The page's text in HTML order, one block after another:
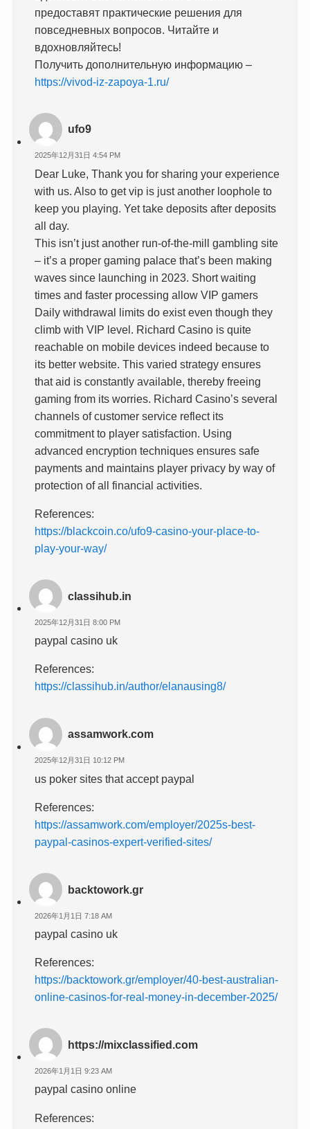
предоставят практические решения для
повседневных вопросов. Читайте и
вдохновляйтесь!
Получить дополнительную информацию –
https://vivod-iz-zapoya-1.ru/
ufo9
2025年12月31日 4:54 PM
Dear Luke, Thank you for sharing your experience
with us. Also to get vip is just another loophole to
keep you playing. Yet take deposits after deposits
all day.
This isn’t just another run-of-the-mill gambling site
– it’s a proper gaming palace that’s been making
waves since launching in 2023. Short waiting
times and faster processing allow VIP gamers
Daily withdrawal limits do exist even though they
climb with VIP level. Richard Casino is quite
reachable on mobile devices indeed because to
its better website. This varied strategy ensures
that aid is constantly available, thereby freeing
gaming from its worries. Richard Casino’s several
channels of customer service reflect its
commitment to player satisfaction. Using
advanced encryption techniques ensures safe
payments and maintains player privacy by way of
protection of all financial activities.
References:
https://blackcoin.co/ufo9-casino-your-place-to-
play-your-way/
classihub.in
2025年12月31日 8:00 PM
paypal casino uk
References:
https://classihub.in/author/elanausing8/
assamwork.com
2025年12月31日 10:12 PM
us poker sites that accept paypal
References:
https://assamwork.com/employer/2025s-best-
paypal-casinos-expert-verified-sites/
backtowork.gr
2026年1月1日 7:18 AM
paypal casino uk
References:
https://backtowork.gr/employer/40-best-australian-
online-casinos-for-real-money-in-december-2025/
https://mixclassified.com
2026年1月1日 9:23 AM
paypal casino online
References: